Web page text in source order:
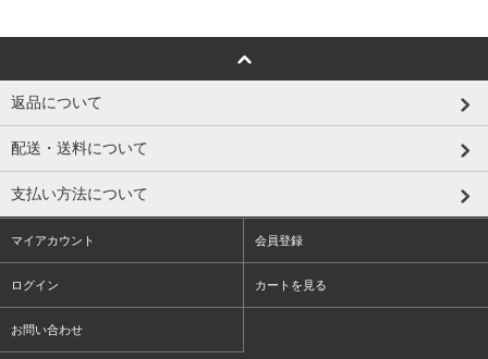
返品について
配送・送料について
支払い方法について
マイアカウント 会員登録
ログイン カートを見る
お問い合わせ